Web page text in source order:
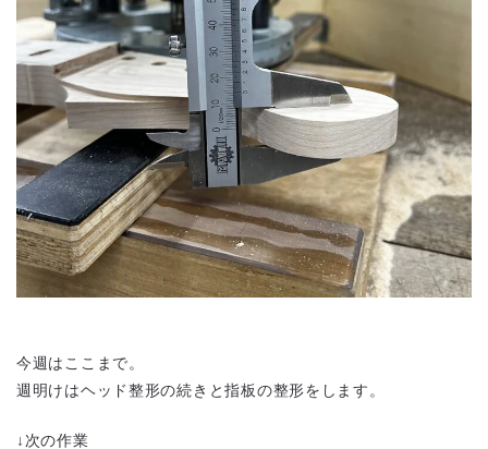
今週はここまで。
週明けはヘッド整形の続きと指板の整形をします。
↓次の作業